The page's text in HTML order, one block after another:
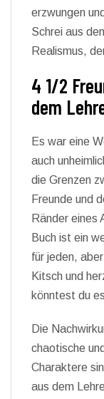
erzwungen
Schrei aus
Realismus,
4 1/2
dem
Es war eine
auch
die Grenzen
Freunde und
Ränder eines
Buch ist ein
für jeden,
Kitsch und
könntest du
Die
chaotische
Charaktere
aus dem